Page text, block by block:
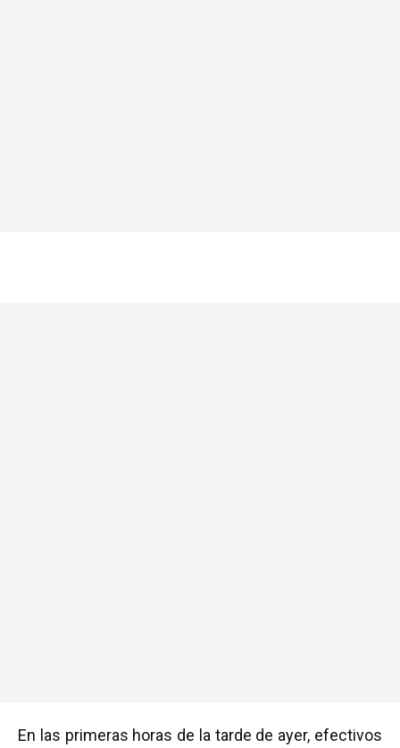
En las primeras horas de la tarde de ayer, efectivos